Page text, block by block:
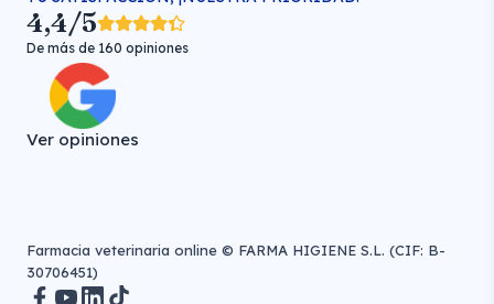
4,4/5
De más de 160 opiniones
Ver opiniones
Farmacia veterinaria online © FARMA HIGIENE S.L. (CIF: B-
30706451)